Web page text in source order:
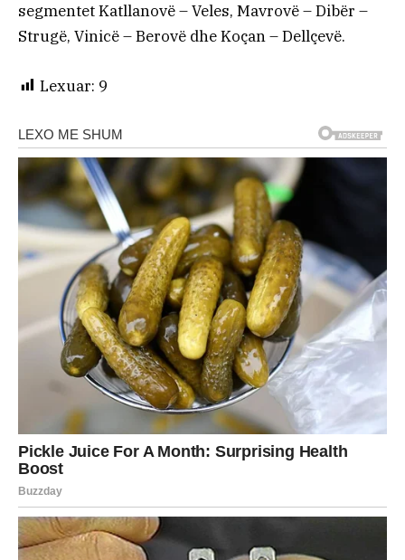
segmentet Katllanovë – Veles, Mavrovë – Dibër –
Strugë, Vinicë – Berovë dhe Koçan – Dellçevë.
Lexuar: 9